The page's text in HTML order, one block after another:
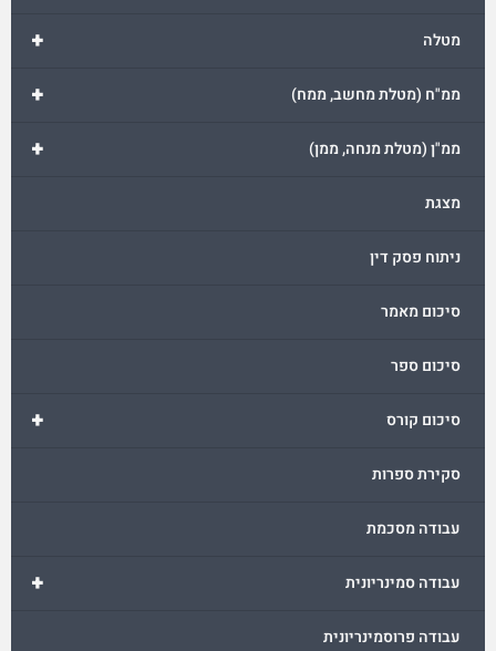
+ מטלה
+ ממ"ח (מטלת מחשב, ממח)
+ ממ"ן (מטלת מנחה, ממן)
מצגת
ניתוח פסק דין
סיכום מאמר
סיכום ספר
+ סיכום קורס
סקירת ספרות
עבודה מסכמת
+ עבודה סמינריונית
עבודה פרוסמינריונית